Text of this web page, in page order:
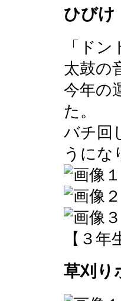
ひび
「ド
太鼓の
今年の
た。
バチ回
うにな
【３
草刈り